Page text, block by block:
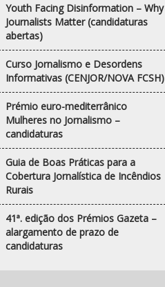
Youth Facing Disinformation – Why
Journalists Matter (candidaturas
abertas)
Curso Jornalismo e Desordens
Informativas (CENJOR/NOVA FCSH)
Prémio euro-mediterrânico
Mulheres no Jornalismo –
candidaturas
Guia de Boas Práticas para a
Cobertura Jornalística de Incêndios
Rurais
41ª. edição dos Prémios Gazeta –
alargamento de prazo de
candidaturas